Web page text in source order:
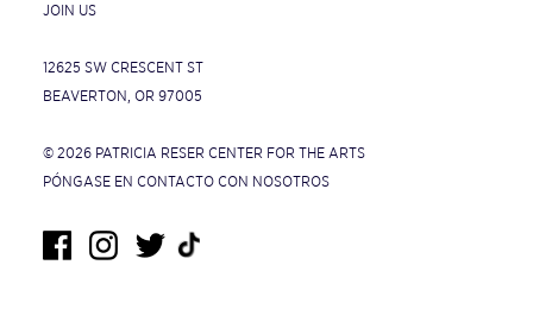
JOIN US
12625 SW CRESCENT ST
BEAVERTON, OR 97005
© 2026 PATRICIA RESER CENTER FOR THE ARTS
PÓNGASE EN CONTACTO CON NOSOTROS